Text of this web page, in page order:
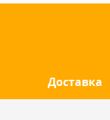
Доставка